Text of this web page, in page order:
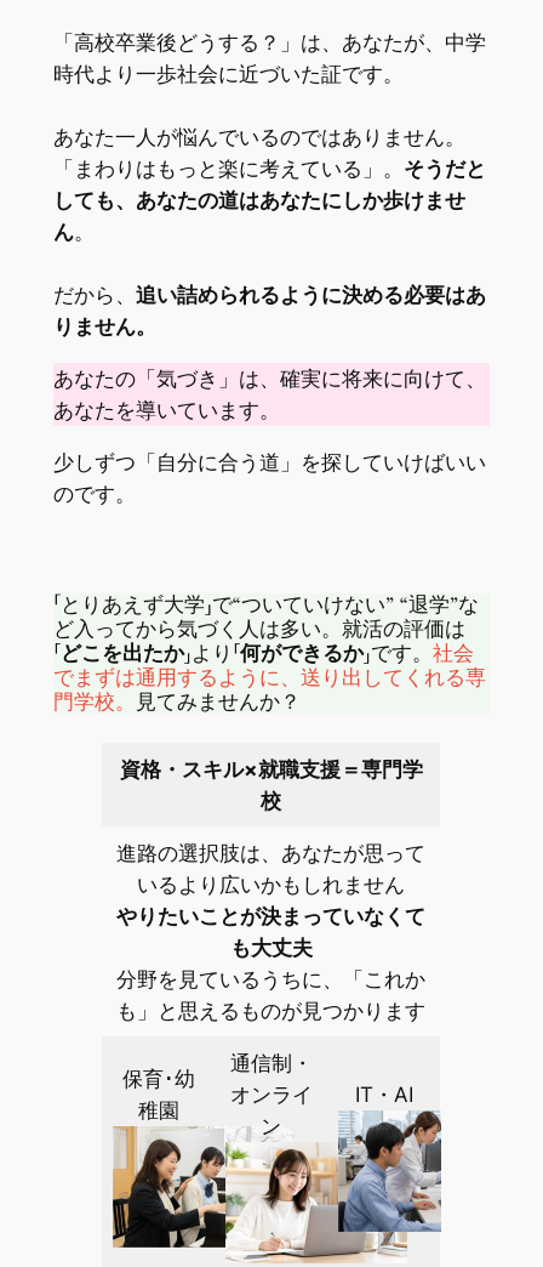
「高校卒業後どうする？」は、あなたが、中学
時代より一歩社会に近づいた証です。
あなた一人が悩んでいるのではありません。
「まわりはもっと楽に考えている」。 そうだと
しても、あなたの道はあなたにしか歩けませ
ん。
だから、 追い詰められるように決める必要はあ
りません。
あなたの「気づき」は、確実に将来に向けて、
あなたを導いています。
少しずつ「自分に合う道」を探していけばいい
のです。
「とりあえず大学」で“ついていけない” “退学”な
ど入ってから気づく人は多い。就活の評価は
「どこを出たか」より 「何ができるか」です。 社会
でまずは通用するように、送り出してくれる専
門学校。 見てみませんか？
資格・スキル×就職支援＝専門学
校
進路の選択肢は、あなたが思って
いるより広いかもしれません
やりたいことが決まっていなくて
も大丈夫
分野を見ているうちに、「これか
も」と思えるものが見つかります
保育･幼
稚園
通信制・
オンライ
ン
IT・AI